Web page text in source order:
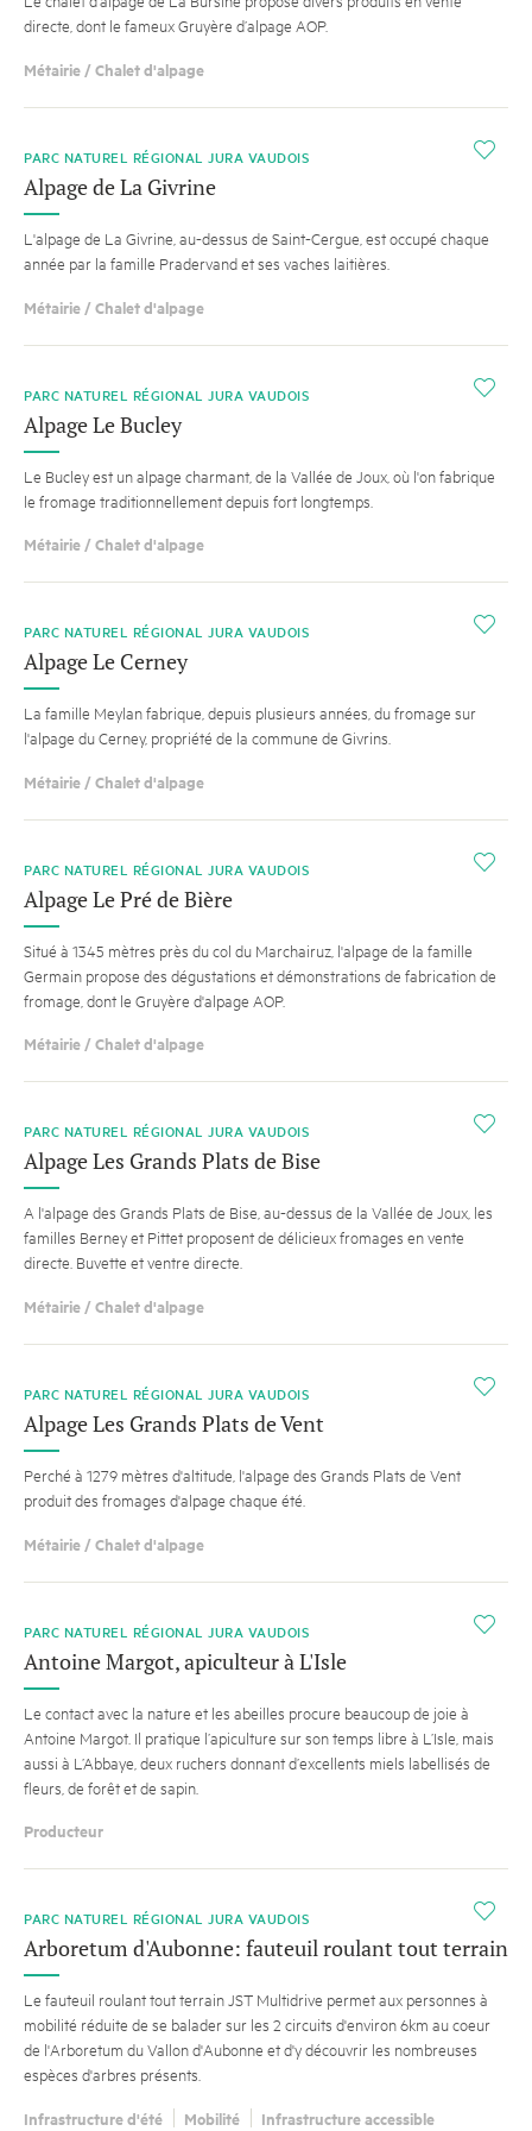
directe, dont le fameux Gruyère d’alpage AOP.
Métairie / Chalet d'alpage
i
PARC NATUREL RÉGIONAL JURA VAUDOIS
Alpage de La Givrine
L'alpage de La Givrine, au-dessus de Saint-Cergue, est occupé chaque
année par la famille Pradervand et ses vaches laitières.
Métairie / Chalet d'alpage
i
PARC NATUREL RÉGIONAL JURA VAUDOIS
Alpage Le Bucley
Le Bucley est un alpage charmant, de la Vallée de Joux, où l'on fabrique
le fromage traditionnellement depuis fort longtemps.
Métairie / Chalet d'alpage
i
PARC NATUREL RÉGIONAL JURA VAUDOIS
Alpage Le Cerney
La famille Meylan fabrique, depuis plusieurs années, du fromage sur
l'alpage du Cerney, propriété de la commune de Givrins.
Métairie / Chalet d'alpage
i
PARC NATUREL RÉGIONAL JURA VAUDOIS
Alpage Le Pré de Bière
Situé à 1345 mètres près du col du Marchairuz, l'alpage de la famille
Germain propose des dégustations et démonstrations de fabrication de
fromage, dont le Gruyère d'alpage AOP.
Métairie / Chalet d'alpage
i
PARC NATUREL RÉGIONAL JURA VAUDOIS
Alpage Les Grands Plats de Bise
A l'alpage des Grands Plats de Bise, au-dessus de la Vallée de Joux, les
familles Berney et Pittet proposent de délicieux fromages en vente
directe. Buvette et ventre directe.
Métairie / Chalet d'alpage
i
PARC NATUREL RÉGIONAL JURA VAUDOIS
Alpage Les Grands Plats de Vent
Perché à 1279 mètres d'altitude, l'alpage des Grands Plats de Vent
produit des fromages d'alpage chaque été.
Métairie / Chalet d'alpage
i
PARC NATUREL RÉGIONAL JURA VAUDOIS
Antoine Margot, apiculteur à L'Isle
Le contact avec la nature et les abeilles procure beaucoup de joie à
Antoine Margot. Il pratique l’apiculture sur son temps libre à L’Isle, mais
aussi à L’Abbaye, deux ruchers donnant d’excellents miels labellisés de
fleurs, de forêt et de sapin.
Producteur
i
PARC NATUREL RÉGIONAL JURA VAUDOIS
Arboretum d'Aubonne: fauteuil roulant tout terrain
Le fauteuil roulant tout terrain JST Multidrive permet aux personnes à
mobilité réduite de se balader sur les 2 circuits d'environ 6km au coeur
de l'Arboretum du Vallon d'Aubonne et d'y découvrir les nombreuses
espèces d'arbres présents.
Infrastructure d'été Mobilité Infrastructure accessible